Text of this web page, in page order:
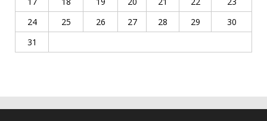
24
25 26 27 28 29
30
31